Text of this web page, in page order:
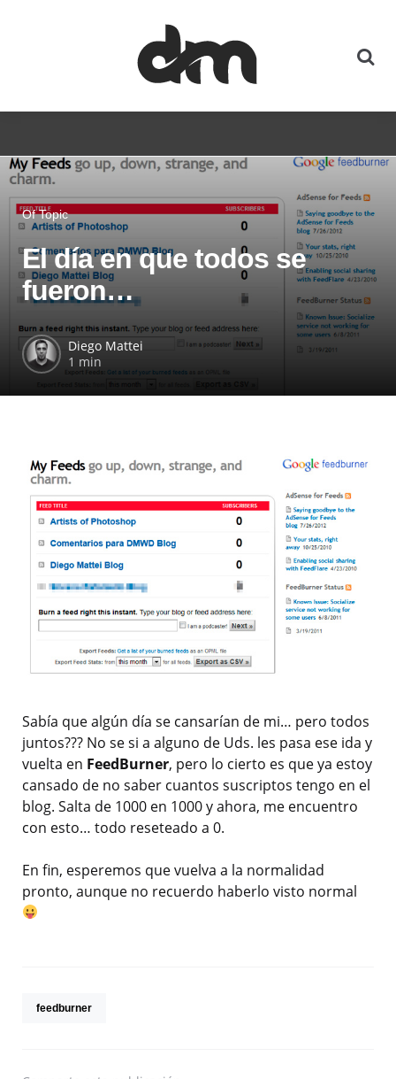
Of Topic
El día en que todos se
fueron…
Diego Mattei
1 min
Sabía que algún día se cansarían de mi… pero todos
juntos??? No se si a alguno de Uds. les pasa ese ida y
vuelta en FeedBurner, pero lo cierto es que ya estoy
cansado de no saber cuantos suscriptos tengo en el
blog. Salta de 1000 en 1000 y ahora, me encuentro
con esto… todo reseteado a 0.
En fin, esperemos que vuelva a la normalidad
pronto, aunque no recuerdo haberlo visto normal
feedburner